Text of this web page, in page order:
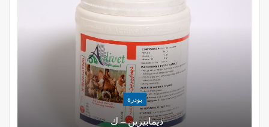
بودرة
ديمابيرين – ك